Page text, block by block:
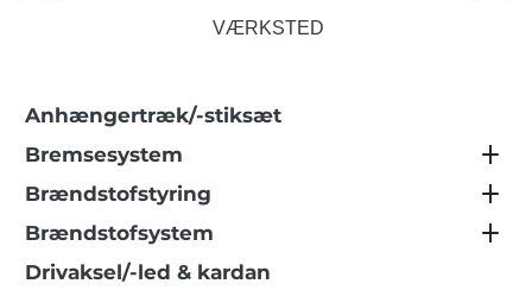
VÆRKSTED
Anhængertræk/-stiksæt
Bremsesystem
Brændstofstyring
Brændstofsystem
Drivaksel/-led & kardan